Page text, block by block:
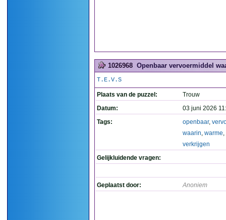
1026968 Openbaar vervoermiddel
T.E.V.S
Plaats van de puzzel:
Trouw
Datum:
03 juni 2026
Tags:
openbaar,
waarin, warme,
verkrijgen
Gelijkluidende vragen:
Geplaatst door: Anoniem